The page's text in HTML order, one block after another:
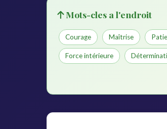
Mots-cles a l'endroit
Courage Maîtrise
Force intérieure